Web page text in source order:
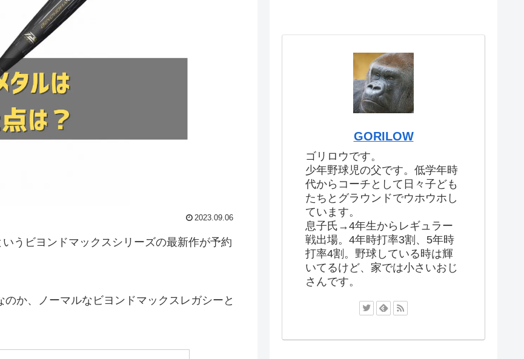
2023.09.06
うビヨンドマックスシリーズの最新作が予約
か、ノーマルなビヨンドマックスレガシーと
GORILOW
ゴリロウです。
少年野球児の父です。低学年時
代からコーチとして日々子ども
たちとグラウンドでウホウホし
ています。
息子氏→4年生からレギュラー
戦出場。4年時打率3割、5年時
打率4割。野球している時は輝
いてるけど、家では小さいおじ
さんです。